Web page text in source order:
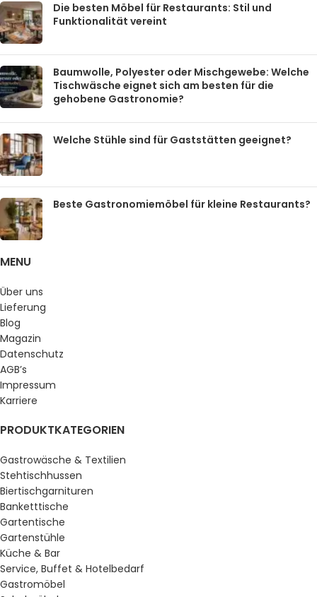
Die besten Möbel für Restaurants: Stil und
Funktionalität vereint
Baumwolle, Polyester oder Mischgewebe: Welche
Tischwäsche eignet sich am besten für die
gehobene Gastronomie?
Welche Stühle sind für Gaststätten geeignet?
Beste Gastronomiemöbel für kleine Restaurants?
MENU
Über uns
Lieferung
Blog
Magazin
Datenschutz
AGB’s
Impressum
Karriere
PRODUKTKATEGORIEN
Gastrowäsche & Textilien
Stehtischhussen
Biertischgarnituren
Banketttische
Gartentische
Gartenstühle
Küche & Bar
Service, Buffet & Hotelbedarf
Gastromöbel